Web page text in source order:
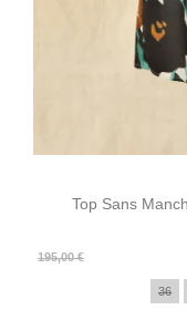
Top Sans
195,00 €
Prix
Prix
36